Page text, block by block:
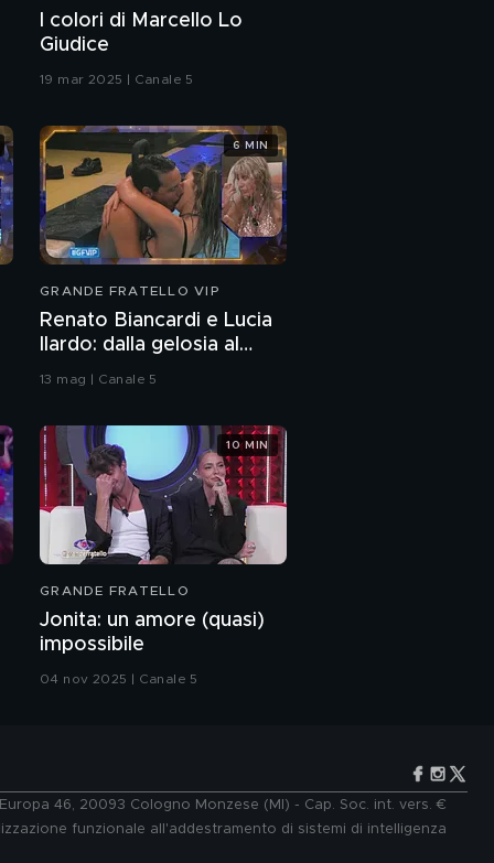
sacrificio
Rita, la nonna adottiva
di Fausto Desalu
Fausto Desalu: il mio
idolo Andrew Howe
Il messaggio di Andrew
Howe per Fausto
Desalu
Fausto Desalu e il
rapporto con la
mamma Veronica
Le dichiarazioni di
Fausto Desalu alla
mamma Veronica
mamma Veronica
I colori di Marcello Lo
Giudice
19 mar 2025 | Canale 5
GRANDE FRATELLO VIP
Renato Biancardi e Lucia
Ilardo: dalla gelosia al
13 mag | Canale 5
6 MIN
GRANDE FRATELLO
Jonita: un amore (quasi)
impossibile
04 nov 2025 | Canale 5
10 MIN
46, 20093 Cologno Monzese (MI) - Cap. Soc. int. vers. €
funzionale all'addestramento di sistemi di intelligenza